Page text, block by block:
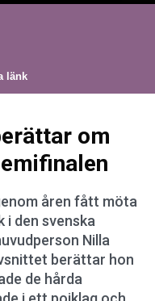
länk
om
åren fått möta
den svenska
Nilla
berättar hon
de hårda